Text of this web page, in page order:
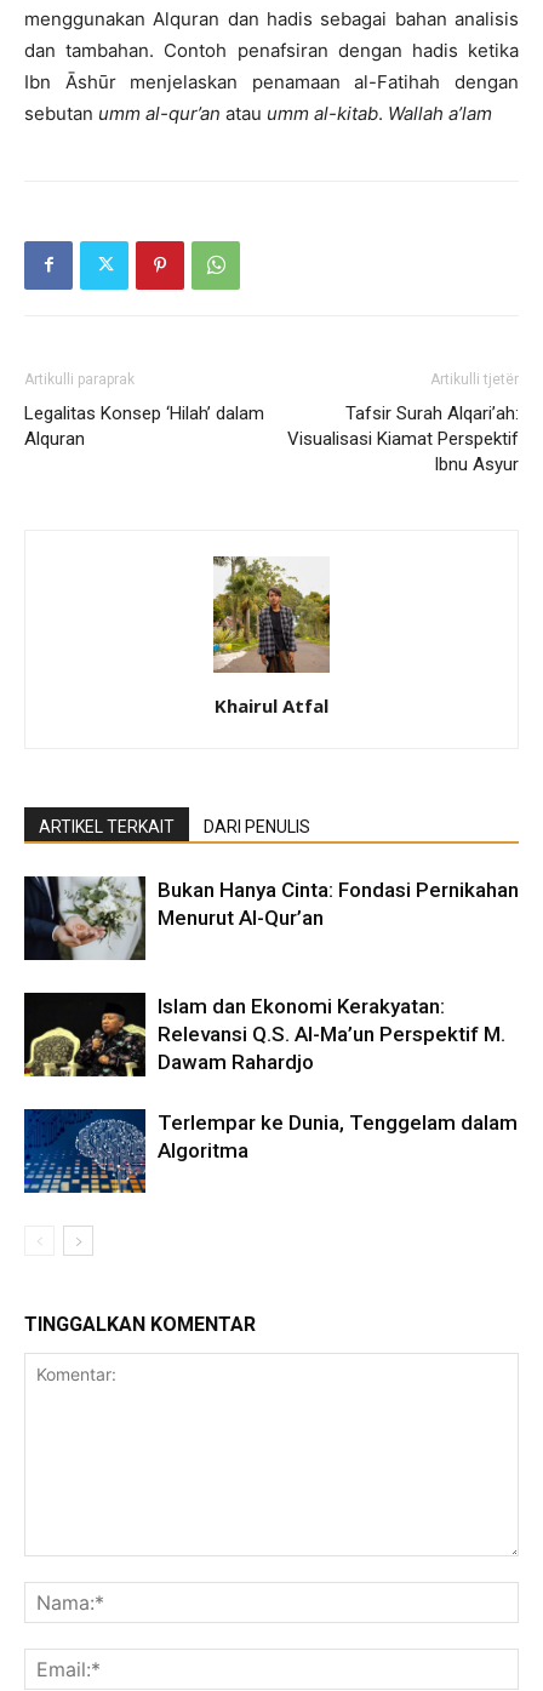
menggunakan Alquran dan hadis sebagai bahan analisis
dan tambahan. Contoh penafsiran dengan hadis ketika
Ibn Āshūr menjelaskan penamaan al-Fatihah dengan
sebutan umm al-qur’an atau umm al-kitab. Wallah a’lam
Artikulli paraprak
Legalitas Konsep ‘Hilah’ dalam
Alquran
Artikulli tjetër
Tafsir Surah Alqari’ah:
Visualisasi Kiamat Perspektif
Ibnu Asyur
Khairul Atfal
ARTIKEL TERKAIT DARI PENULIS
Bukan Hanya Cinta: Fondasi Pernikahan
Menurut Al-Qur’an
Islam dan Ekonomi Kerakyatan:
Relevansi Q.S. Al-Ma’un Perspektif M.
Dawam Rahardjo
Terlempar ke Dunia, Tenggelam dalam
Algoritma
TINGGALKAN KOMENTAR